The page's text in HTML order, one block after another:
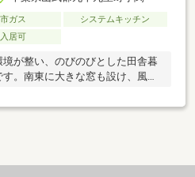
ガス
システムキッチン
居可
が整い、のびのびとした田舎暮
。南東に大きな窓も設け、風通